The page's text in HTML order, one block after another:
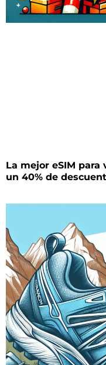
La mejor eSIM
un 40% de